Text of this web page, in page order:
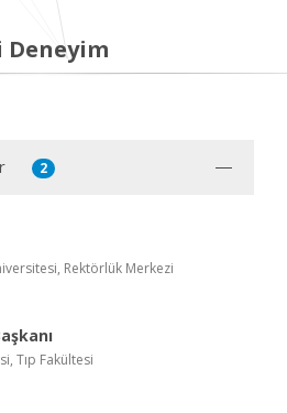
2
Rektörlük Merkezi
Tıp Fakültesi